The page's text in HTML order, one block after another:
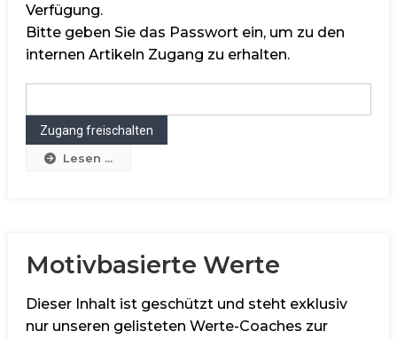
Verfügung.
Bitte geben Sie das Passwort ein, um zu den
internen Artikeln Zugang zu erhalten.
Lesen ...
Motivbasierte Werte
Dieser Inhalt ist geschützt und steht exklusiv
nur unseren gelisteten Werte-Coaches zur